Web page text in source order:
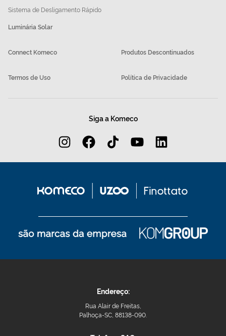
Sistema de Desligamento Rápido
Luminária Solar
Connect Komeco Produtos Descontinuados
Termos de Uso Política de Privacidade
Siga a Komeco
Endereço:
Rua Alair de Freitas,
Palhoça-SC, 88138-090.